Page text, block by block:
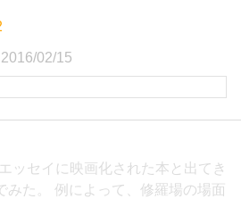
2016/02/15
ッセイに映画化された本と出てき
みた。 例によって、修羅場の場面